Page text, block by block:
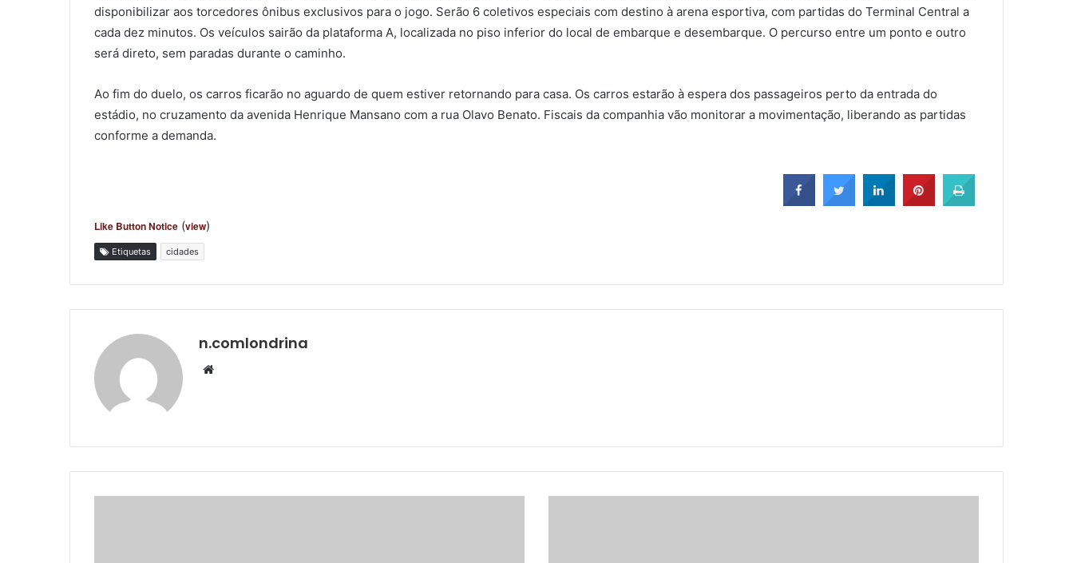
disponibilizar aos torcedores ônibus exclusivos para o jogo. Serão 6 coletivos especiais com destino à arena esportiva, com partidas do Terminal Central a
cada dez minutos. Os veículos sairão da plataforma A, localizada no piso inferior do local de embarque e desembarque. O percurso entre um ponto e outro
será direto, sem paradas durante o caminho.
Ao fim do duelo, os carros ficarão no aguardo de quem estiver retornando para casa. Os carros estarão à espera dos passageiros perto da entrada do
estádio, no cruzamento da avenida Henrique Mansano com a rua Olavo Benato. Fiscais da companhia vão monitorar a movimentação, liberando as partidas
conforme a demanda.
Like Button Notice (view)
Etiquetas cidades
n.comlondrina
Website